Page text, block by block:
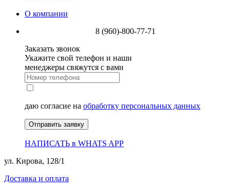
О компании
8 (960)-800-77-71
Заказать звонок
Укажите свой телефон и наши
менеджеры свяжутся с вами
даю согласие на обработку персональных данных
Отправить заявку
НАПИСАТЬ в WHATS APP
ул. Кирова, 128/1
Доставка и оплата